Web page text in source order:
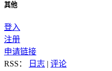
其他
登入
注册
申请链接
RSS：
日志 | 评论